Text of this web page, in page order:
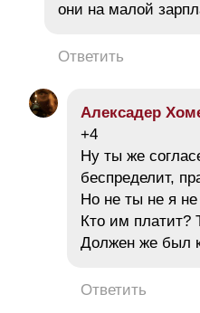
они на малой
Ответить
Алексадер
+4
Ну ты же
беспределит,
Но не ты не я
Кто им платит?
Должен же был
Ответить